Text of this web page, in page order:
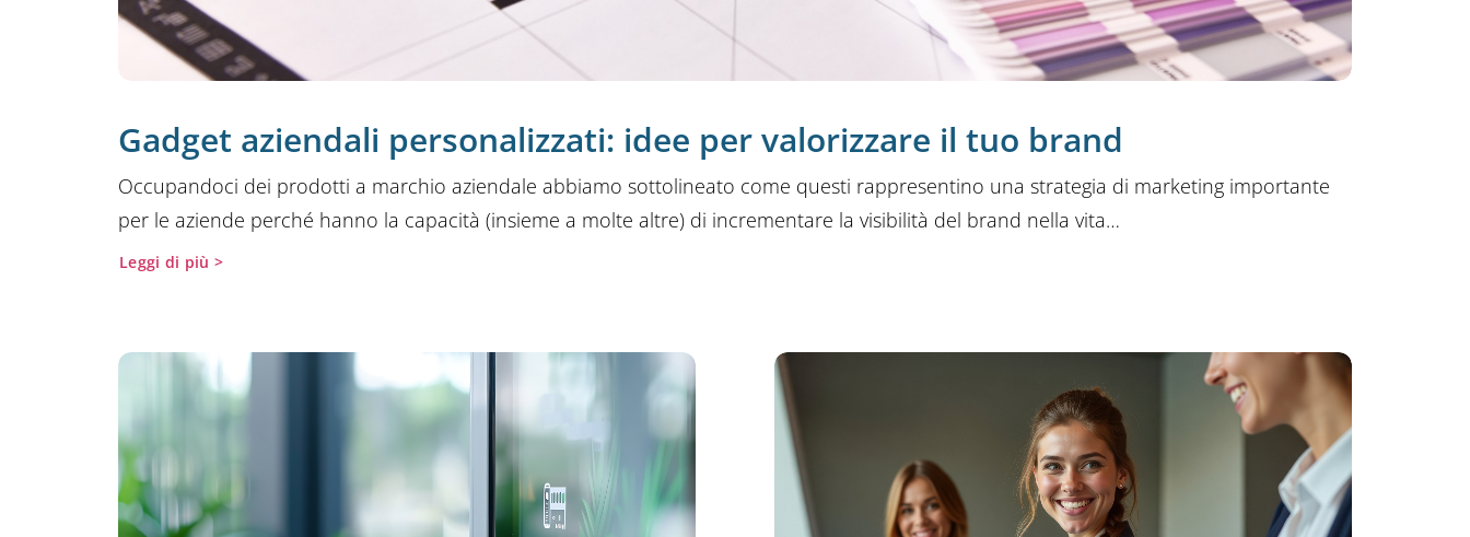
Gadget aziendali personalizzati: idee per valorizzare il tuo brand
Occupandoci dei prodotti a marchio aziendale abbiamo sottolineato come questi rappresentino una strategia di marketing importante
per le aziende perché hanno la capacità (insieme a molte altre) di incrementare la visibilità del brand nella vita…
Leggi di più >